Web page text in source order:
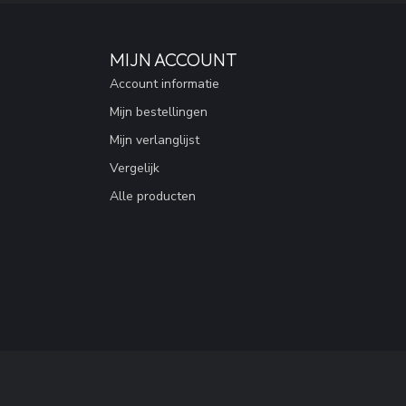
MIJN ACCOUNT
Account informatie
Mijn bestellingen
Mijn verlanglijst
Vergelijk
Alle producten